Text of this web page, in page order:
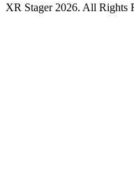
XR Stager 2026. All Rights